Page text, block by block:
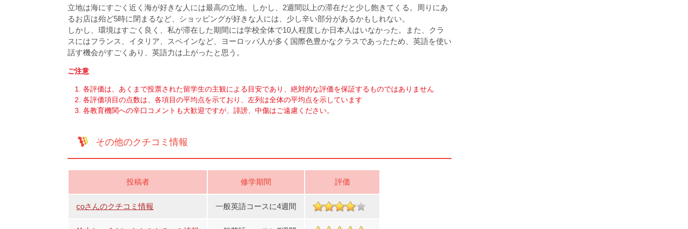
立地は海にすごく近く海が好きな人には最高の立地。しかし、2週間以上の滞在だと少し飽きてくる。周りにあ
るお店は殆ど5時に閉まるなど、ショッピングが好きな人には、少し辛い部分があるかもしれない。
しかし、環境はすごく良く、私が滞在した期間には学校全体で10人程度しか日本人はいなかった。また、クラ
スにはフランス、イタリア、スペインなど、ヨーロッパ人が多く国際色豊かなクラスであったため、英語を使い
話す機会がすごくあり、英語力は上がったと思う。
ご注意
各評価は、あくまで投票された留学生の主観による目安であり、絶対的な評価を保証するものではありません
各評価項目の点数は、各項目の平均点を示ており、左列は全体の平均点を示しています
各教育機関への辛口コメントも大歓迎ですが、誹謗、中傷はご遠慮ください。
その他のクチコミ情報
投稿者 修学期間 評価
coさんのクチコミ情報 一般英語コースに4週間